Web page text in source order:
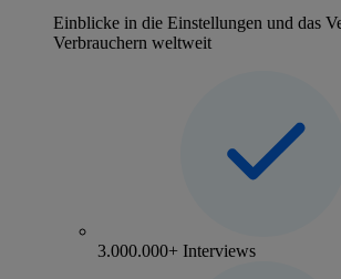
Einblicke in die Einstellungen und das
Verbrauchern weltweit
3.000.000+ Interviews